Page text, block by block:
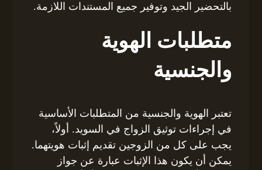
بالتحضير الجيد وتوفير جميع المستندات اللازمة.
متطلبات الهوية
والجنسية
تعتبر الهوية والجنسية من المتطلبات الأساسية
في إجراءات توثيق الزواج في السويد. أولاً،
يجب على كل من الزوجين تقديم إثبات هويتهما.
يمكن أن يكون هذا الإثبات عبارة عن جواز